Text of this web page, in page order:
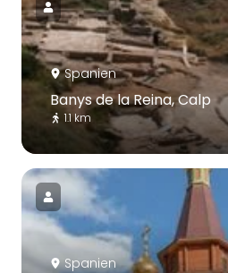
Spanien
Banys de la Reina, Calp
1.1 km
Spanien